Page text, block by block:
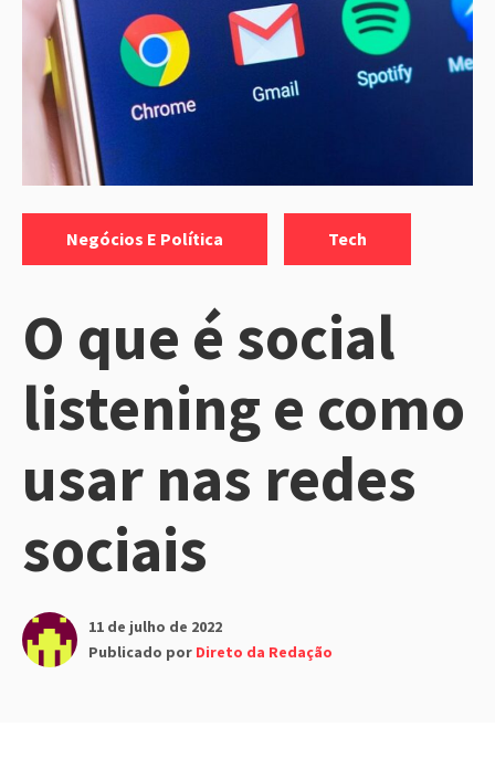
Categorias:
Negócios E Política Tech
O que é social
listening e como
usar nas redes
sociais
11 de julho de 2022
Publicado por Direto da Redação